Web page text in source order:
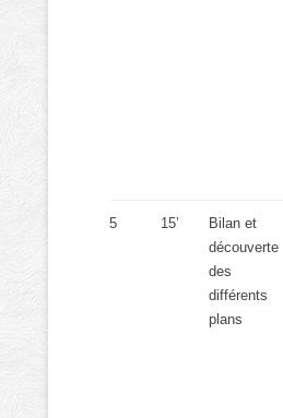
5 15’
Bilan et
découverte
des
différents
plans